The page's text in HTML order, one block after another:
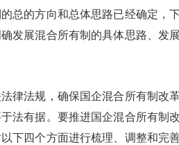
的方向和总体思路已经确定，
发展混合所有制的具体思路、发
法规，确保国企混合所有制改
法有据。要推进国企混合所有制
下四个方面进行梳理、调整和完